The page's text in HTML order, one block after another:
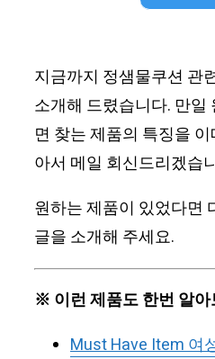
지금까지 정샘물쿠션 관
소개해 드렸습니다. 만
면 찾는 제품의 특징을
아서 메일 회신드리겠습
원하는 제품이 있었다면
글을 소개해 주세요.
※ 이런 제품도 한번 알아
Must Have Item 여